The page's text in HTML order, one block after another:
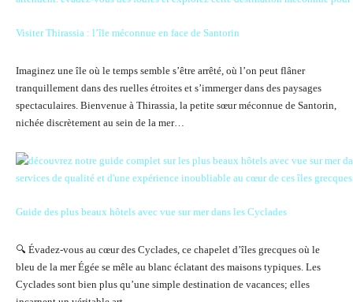
Visiter Thirassia : l’île méconnue en face de Santorin
Imaginez une île où le temps semble s’être arrêté, où l’on peut flâner
tranquillement dans des ruelles étroites et s’immerger dans des paysages
spectaculaires. Bienvenue à Thirassia, la petite sœur méconnue de Santorin,
nichée discrètement au sein de la mer…
Guide des plus beaux hôtels avec vue sur mer dans les Cyclades
🔍 Évadez-vous au cœur des Cyclades, ce chapelet d’îles grecques où le
bleu de la mer Égée se mêle au blanc éclatant des maisons typiques. Les
Cyclades sont bien plus qu’une simple destination de vacances; elles